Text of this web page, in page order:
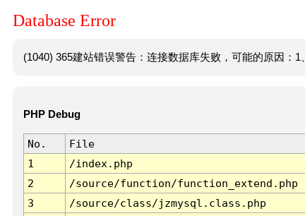
Database Error
(1040) 365建站错误警告：连接数据库失败，可能的原因：1
PHP Debug
No. File
1
/index.php
2
/source/function/function_extend.php
3
/source/class/jzmysql.class.php